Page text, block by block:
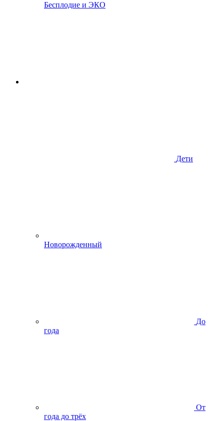
Бесплодие и ЭКО
Дети
Новорожденный
До
года
От
года до трёх